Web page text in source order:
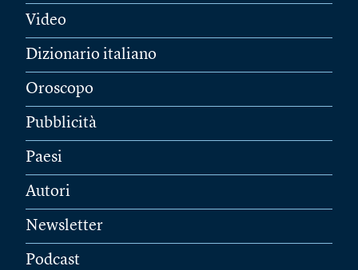
Video
Dizionario italiano
Oroscopo
Pubblicità
Paesi
Autori
Newsletter
Podcast